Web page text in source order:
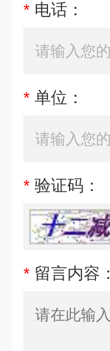
* 电话：
* 单位：
* 验证码：
* 留言内容：